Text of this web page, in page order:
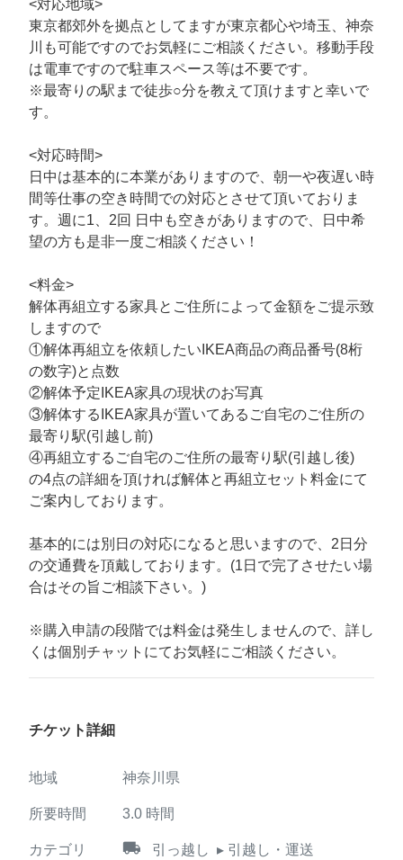
<対応地域>
東京都郊外を拠点としてますが東京都心や埼玉、神奈
川も可能ですのでお気軽にご相談ください。移動手段
は電車ですので駐車スペース等は不要です。
※最寄りの駅まで徒歩○分を教えて頂けますと幸いで
す。
<対応時間>
日中は基本的に本業がありますので、朝一や夜遅い時
間等仕事の空き時間での対応とさせて頂いておりま
す。週に1、2回 日中も空きがありますので、日中希
望の方も是非一度ご相談ください！
<料金>
解体再組立する家具とご住所によって金額をご提示致
しますので
①解体再組立を依頼したいIKEA商品の商品番号(8桁
の数字)と点数
②解体予定IKEA家具の現状のお写真
③解体するIKEA家具が置いてあるご自宅のご住所の
最寄り駅(引越し前)
④再組立するご自宅のご住所の最寄り駅(引越し後)
の4点の詳細を頂ければ解体と再組立セット料金にて
ご案内しております。
基本的には別日の対応になると思いますので、2日分
の交通費を頂戴しております。(1日で完了させたい場
合はその旨ご相談下さい。)
※購入申請の段階では料金は発生しませんので、詳し
くは個別チャットにてお気軽にご相談ください。
チケット詳細
地域 神奈川県
所要時間 3.0 時間
カテゴリ local_shipping 引っ越し ▸ 引越し・運送